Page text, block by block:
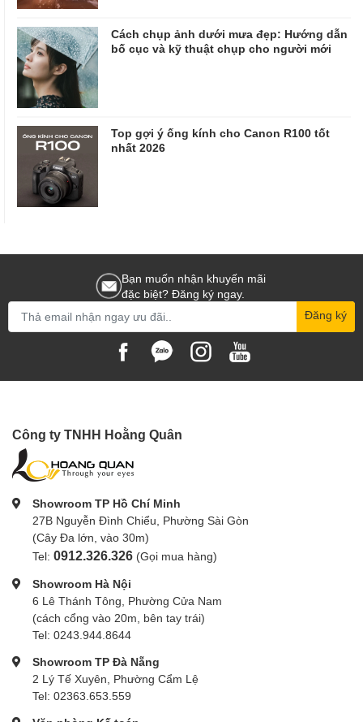
Cách chụp ảnh dưới mưa đẹp: Hướng dẫn
bố cục và kỹ thuật chụp cho người mới
Top gợi ý ống kính cho Canon R100 tốt
nhất 2026
Bạn muốn nhận khuyến mãi
đặc biệt? Đăng ký ngay.
Đăng ký
Công ty TNHH Hoằng Quân
Showroom TP Hồ Chí Minh
27B Nguyễn Đình Chiểu, Phường Sài Gòn
(Cây Đa lớn, vào 30m)
Tel: 0912.326.326 (Gọi mua hàng)
Showroom Hà Nội
6 Lê Thánh Tông, Phường Cửa Nam
(cách cổng vào 20m, bên tay trái)
Tel: 0243.944.8644
Showroom TP Đà Nẵng
2 Lý Tế Xuyên, Phường Cẩm Lệ
Tel: 02363.653.559